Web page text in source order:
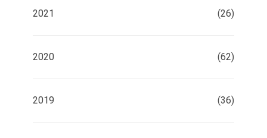
2021 (26)
2020 (62)
2019 (36)